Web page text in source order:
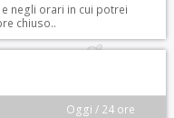
negli orari in cui potrei
chiuso..
Oggi / 24 ore